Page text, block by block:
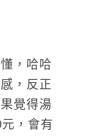
，哈哈
，反正
覺得湯
，會有